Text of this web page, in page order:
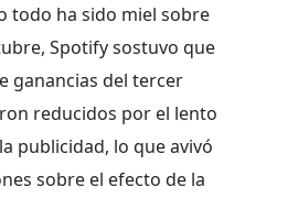
todo ha sido miel sobre
Spotify sostuvo que
ganancias del tercer
reducidos por el lento
publicidad, lo que avivó
sobre el efecto de la